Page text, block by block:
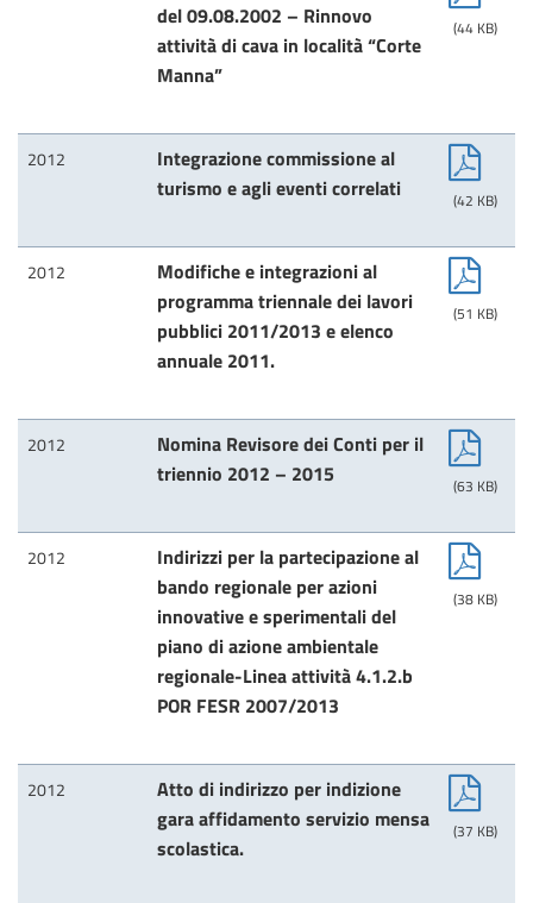
del 09.08.2002 – Rinnovo
attività di cava in località “Corte
Manna”
(44 KB)
2012
Integrazione commissione al
turismo e agli eventi correlati
(42 KB)
2012
Modifiche e integrazioni al
programma triennale dei lavori
pubblici 2011/2013 e elenco
annuale 2011.
(51 KB)
2012
Nomina Revisore dei Conti per il
triennio 2012 – 2015
(63 KB)
2012
Indirizzi per la partecipazione al
bando regionale per azioni
innovative e sperimentali del
piano di azione ambientale
regionale-Linea attività 4.1.2.b
POR FESR 2007/2013
(38 KB)
2012
Atto di indirizzo per indizione
gara affidamento servizio mensa
scolastica.
(37 KB)